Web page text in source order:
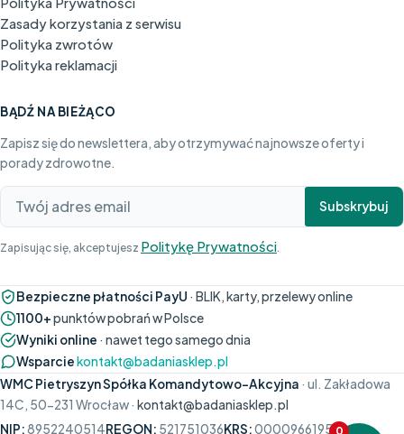
Zasady korzystania z serwisu
Polityka zwrotów
Polityka reklamacji
BĄDŹ NA BIEŻĄCO
Zapisz się do newslettera, aby otrzymywać najnowsze oferty i
porady zdrowotne.
Subskrybuj
Zapisując się, akceptujesz Politykę Prywatności
Bezpieczne płatności PayU · BLIK, karty, przelewy online
1100+punktów pobrań w Polsce
Wyniki online · nawet tego samego dnia
Wsparciekontakt@badaniasklep.pl
WMC Pietryszyn Spółka Komandytowo-Akcyjna · ul. Zakładowa
14C, 50-231 Wrocław · kontakt@badaniasklep.pl
NIP:8952240514REGON: 521751036KRS:0000966195 0